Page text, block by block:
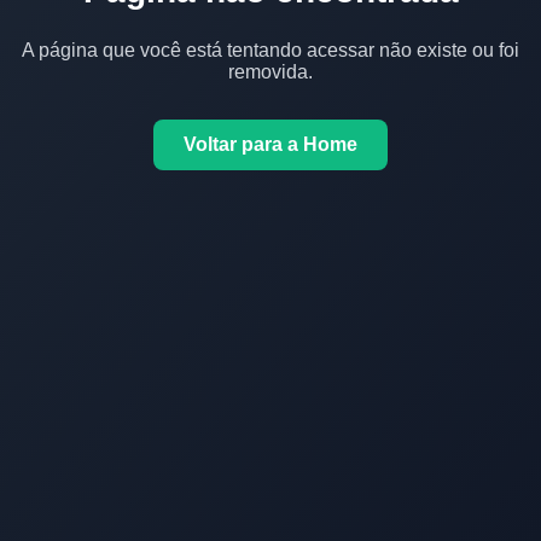
A página que você está tentando acessar não existe ou foi
removida.
Voltar para a Home